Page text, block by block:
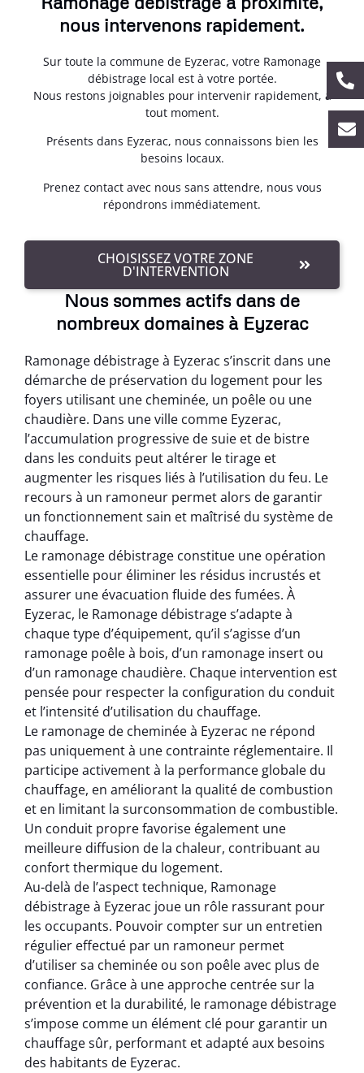
nous intervenons rapidement.
Sur toute la commune de Eyzerac, votre Ramonage
débistrage local est à votre portée.
Nous restons joignables pour intervenir rapidement, à
tout moment.
Présents dans Eyzerac, nous connaissons bien les
besoins locaux.
Prenez contact avec nous sans attendre, nous vous
répondrons immédiatement.
CHOISISSEZ VOTRE ZONE
D'INTERVENTION
Nous sommes actifs dans de
nombreux domaines à Eyzerac
Ramonage débistrage à Eyzerac s’inscrit dans une
démarche de préservation du logement pour les
foyers utilisant une cheminée, un poêle ou une
chaudière. Dans une ville comme Eyzerac,
l’accumulation progressive de suie et de bistre
dans les conduits peut altérer le tirage et
augmenter les risques liés à l’utilisation du feu. Le
recours à un ramoneur permet alors de garantir
un fonctionnement sain et maîtrisé du système de
chauffage.
Le ramonage débistrage constitue une opération
essentielle pour éliminer les résidus incrustés et
assurer une évacuation fluide des fumées. À
Eyzerac, le Ramonage débistrage s’adapte à
chaque type d’équipement, qu’il s’agisse d’un
ramonage poêle à bois, d’un ramonage insert ou
d’un ramonage chaudière. Chaque intervention est
pensée pour respecter la configuration du conduit
et l’intensité d’utilisation du chauffage.
Le ramonage de cheminée à Eyzerac ne répond
pas uniquement à une contrainte réglementaire. Il
participe activement à la performance globale du
chauffage, en améliorant la qualité de combustion
et en limitant la surconsommation de combustible.
Un conduit propre favorise également une
meilleure diffusion de la chaleur, contribuant au
confort thermique du logement.
Au-delà de l’aspect technique, Ramonage
débistrage à Eyzerac joue un rôle rassurant pour
les occupants. Pouvoir compter sur un entretien
régulier effectué par un ramoneur permet
d’utiliser sa cheminée ou son poêle avec plus de
confiance. Grâce à une approche centrée sur la
prévention et la durabilité, le ramonage débistrage
s’impose comme un élément clé pour garantir un
chauffage sûr, performant et adapté aux besoins
des habitants de Eyzerac.